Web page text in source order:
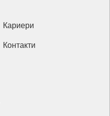
Кариери
Контакти